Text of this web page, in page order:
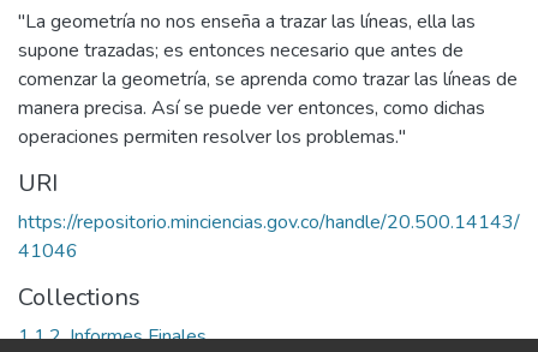
"La geometría no nos enseña a trazar las líneas, ella las
supone trazadas; es entonces necesario que antes de
comenzar la geometría, se aprenda como trazar las líneas de
manera precisa. Así se puede ver entonces, como dichas
operaciones permiten resolver los problemas."
URI
https://repositorio.minciencias.gov.co/handle/20.500.14143/
41046
Collections
1.1.2. Informes Finales